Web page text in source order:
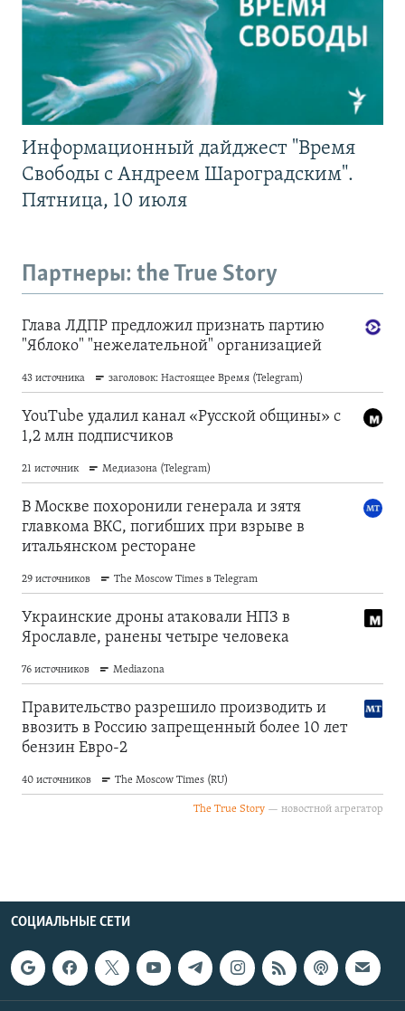
Информационный дайджест "Время
Свободы с Андреем Шароградским".
Пятница, 10 июля
Партнеры: the True Story
СОЦИАЛЬНЫЕ СЕТИ